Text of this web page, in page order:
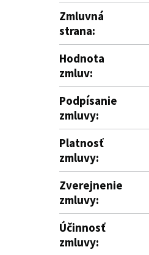
Zmluvná
strana:
Hodnota
zmluv:
Podpísanie
zmluvy:
Platnosť
zmluvy:
Zverejnenie
zmluvy:
Účinnosť
zmluvy: